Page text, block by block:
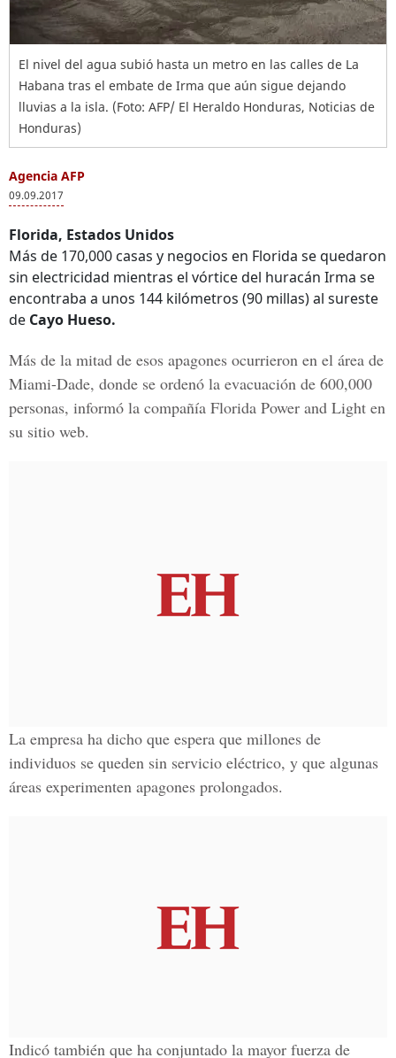
El nivel del agua subió hasta un metro en las calles de La
Habana tras el embate de Irma que aún sigue dejando
lluvias a la isla. (Foto: AFP/ El Heraldo Honduras, Noticias de
Honduras)
Agencia AFP
09.09.2017
Florida, Estados Unidos
Más de 170,000 casas y negocios en Florida se quedaron
sin electricidad mientras el vórtice del huracán Irma se
encontraba a unos 144 kilómetros (90 millas) al sureste
de Cayo Hueso.
Más de la mitad de esos apagones ocurrieron en el área de
Miami-Dade, donde se ordenó la evacuación de 600,000
personas, informó la compañía Florida Power and Light en
su sitio web.
La empresa ha dicho que espera que millones de
individuos se queden sin servicio eléctrico, y que algunas
áreas experimenten apagones prolongados.
Indicó también que ha conjuntado la mayor fuerza de